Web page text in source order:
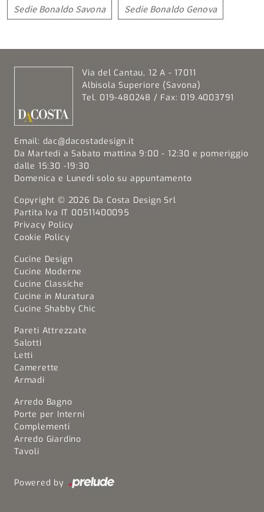
Sedie Bonaldo Savona Sedie Bonaldo Genova
Via del Cantau, 12 A - 17011
Albisola Superiore (Savona)
Tel. 019-480248 / Fax: 019.4003791
Email: dac@dacostadesign.it
Da Martedi a Sabato mattina 9:00 - 12:30 e pomeriggio
dalle 15:30 -19:30
Domenica e Lunedi solo su appuntamento
Copyright © 2026 Da Costa Design Srl
Partita Iva IT 00511400095
Privacy Policy
Cookie Policy
Cucine Design
Cucine Moderne
Cucine Classiche
Cucine in Muratura
Cucine Shabby Chic
Pareti Attrezzate
Salotti
Letti
Camerette
Armadi
Arredo Bagno
Porte per Interni
Complementi
Arredo Giardino
Tavoli
Powered by